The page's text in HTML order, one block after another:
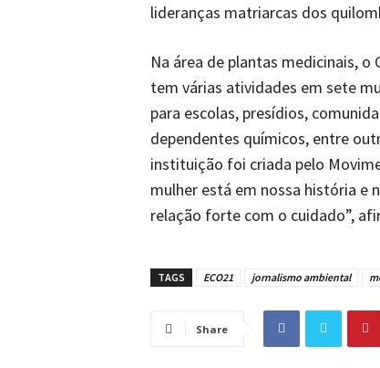
lideranças matriarcas dos
Na área de plantas medicinais, o
tem várias atividades em sete
para escolas, presídios,
dependentes químicos, entre
instituição foi criada pelo
mulher está em nossa história e
relação forte com o cuidado”,
TAGS ECO21 jornalismo ambiental
Share